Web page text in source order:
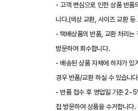
- 고객 변심으로 인한 상품 반품
니다.(색상 교환, 사이즈 교환 등
- 택배상품의 반품, 교환 처리는
방문하여 회수합니다.
- 배송된 상품 자체에 하자가 있
경우 반품/교환 하실 수 있습니
- 반품 접수 후 영업일 기준 2~5
접 방문하여 상품을 수거합니다